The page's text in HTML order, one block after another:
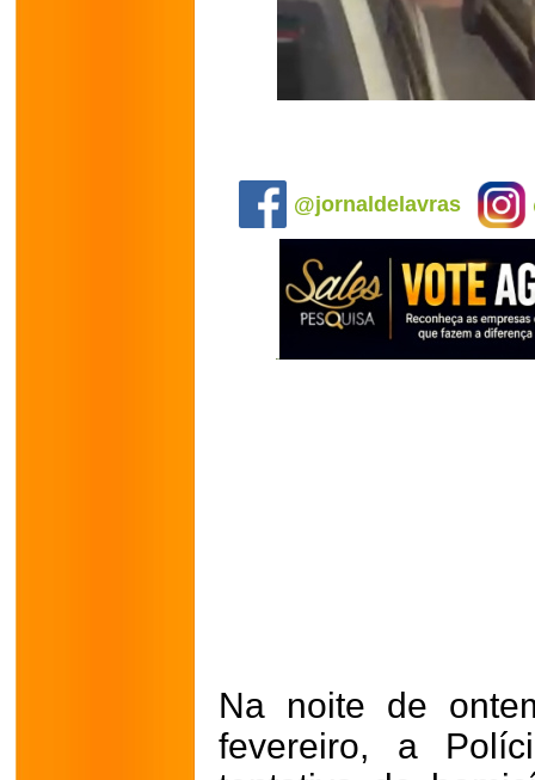
@jornaldelavras
Na noite de
fevereiro, a